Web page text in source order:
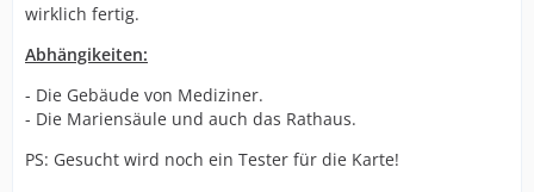
wirklich fertig.
Abhängikeiten:
- Die Gebäude von Mediziner.
- Die Mariensäule und auch das Rathaus.
PS: Gesucht wird noch ein Tester für die Karte!